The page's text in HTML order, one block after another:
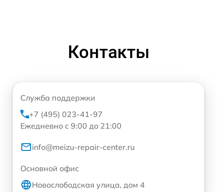
Контакты
Служба поддержки
+7 (495) 023-41-97
Ежедневно с 9:00 до 21:00
info@meizu-repair-center.ru
Основной офис
Новослободская улица, дом 4